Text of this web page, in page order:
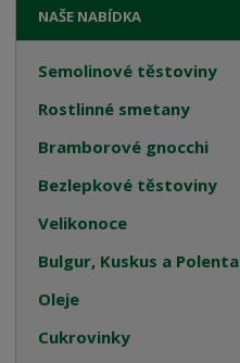
NAŠE NABÍDKA
Semolinové těstoviny
Rostlinné smetany
Bramborové gnocchi
Bezlepkové těstoviny
Velikonoce
Bulgur, Kuskus a Polenta
Oleje
Cukrovinky